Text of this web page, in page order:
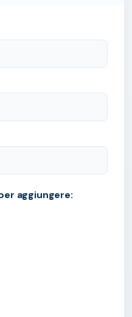
aggiungere: